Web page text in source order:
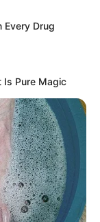
Every Drug
Is Pure Magic